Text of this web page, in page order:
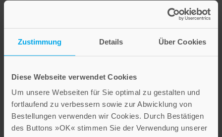
Zustimmung Details Über Cookies
Diese Webseite verwendet Cookies
Um unsere Webseiten für Sie optimal zu gestalten und
fortlaufend zu verbessern sowie zur Abwicklung von
Bestellungen verwenden wir Cookies. Durch Bestätigen
des Buttons »OK« stimmen Sie der Verwendung unserer
WEITERE INFO
Gleichgültigkeit.
Elie Wiesel